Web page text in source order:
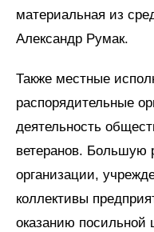
материальная из
Александр Румак.
Также местные
распорядительные
деятельность
ветеранов. Большую
организации,
коллективы
оказанию